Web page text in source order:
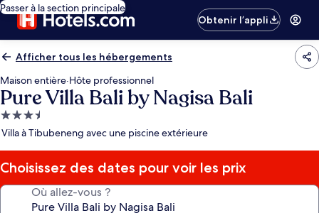
Passer à la section principale
Obtenir l’appli
Afficher tous les hébergements
Maison entière·Hôte professionnel
Pure Villa Bali by Nagisa Bali
Hébergement
3.5 étoiles
Villa à Tibubeneng avec une piscine extérieure
Choisissez des dates pour voir les prix
Où allez-vous ?